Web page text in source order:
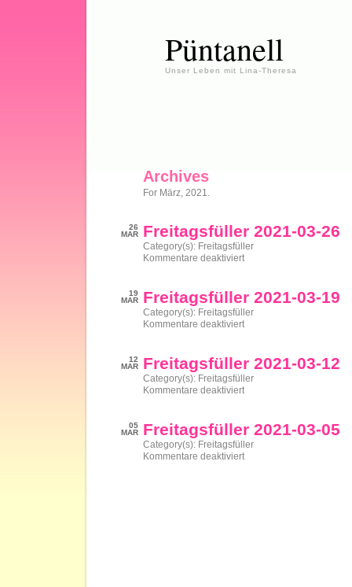
Püntanell
Unser Leben mit Lina-Theresa
Archives
For März, 2021.
26
MAR
Freitagsfüller 2021-03-26
Category(s): Freitagsfüller
Kommentare deaktiviertfür
26
19
MAR
Freitagsfüller 2021-03-19
Category(s): Freitagsfüller
Kommentare deaktiviertfür
19
12
MAR
Freitagsfüller 2021-03-12
Category(s): Freitagsfüller
Kommentare deaktiviertfür
12
05
MAR
Freitagsfüller 2021-03-05
Category(s): Freitagsfüller
Kommentare deaktiviertfür